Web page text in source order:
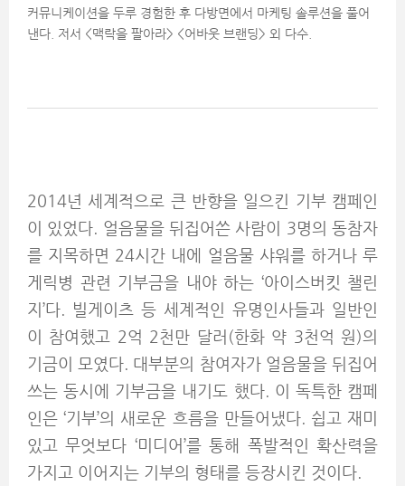
커뮤니케이션을 두루 경험한 후 다방면에서 마케팅 솔루션을 풀어
낸다. 저서 <맥락을 팔아라> <어바웃 브랜딩> 외 다수.
2014년 세계적으로 큰 반향을 일으킨 기부 캠페인
이 있었다. 얼음물을 뒤집어쓴 사람이 3명의 동참자
를 지목하면 24시간 내에 얼음물 샤워를 하거나 루
게릭병 관련 기부금을 내야 하는 ‘아이스버킷 챌린
지’다. 빌게이츠 등 세계적인 유명인사들과 일반인
이 참여했고 2억 2천만 달러(한화 약 3천억 원)의
기금이 모였다. 대부분의 참여자가 얼음물을 뒤집어
쓰는 동시에 기부금을 내기도 했다. 이 독특한 캠페
인은 ‘기부’의 새로운 흐름을 만들어냈다. 쉽고 재미
있고 무엇보다 ‘미디어’를 통해 폭발적인 확산력을
가지고 이어지는 기부의 형태를 등장시킨 것이다.